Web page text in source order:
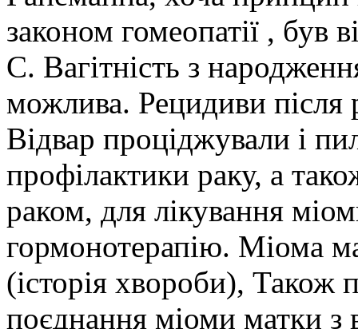
законом гомеопатії , був
С. Вагітність з
можлива. Рецидиви після
Відвар проціджували і
профілактики раку, а
раком, для лікування
гормонотерапію. Міома
(історія хвороби), Також
поєднання міоми матки з